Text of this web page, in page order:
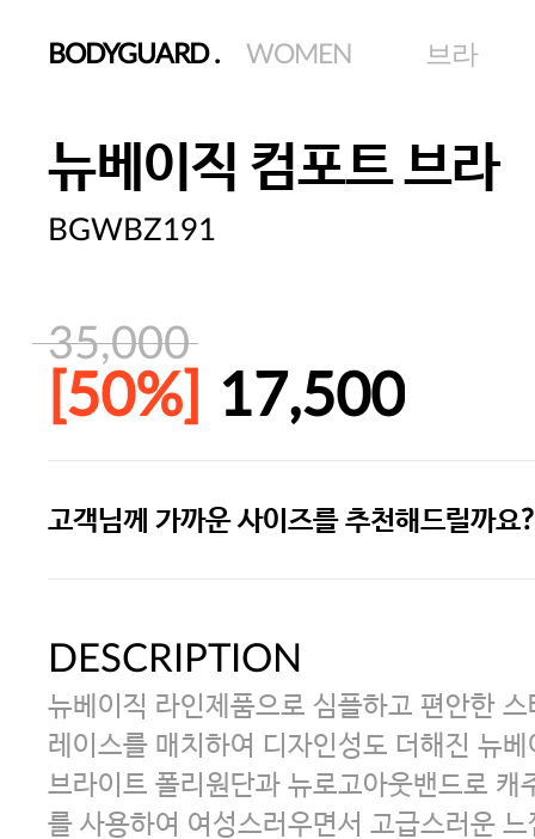
BODYGUARD. WOMEN 브라
뉴베이직 컴포트 브라
BGWBZ191
35,000
[50%] 17,500
주말특가 20%(8.7~8.9)/5만원 이
[썸머블프] 2만원 할인 쿠폰(8.1~31)
고객님께 가까운 사이즈를 추천해드릴까요?
DESCRIPTION
뉴베이직 라인제품으로 심플하고 편안한
레이스를 매치하여 디자인성도 더해진 뉴
브라이트 폴리원단과 뉴로고아웃밴드로 캐
를 사용하여 여성스러우면서 고급스러운 느